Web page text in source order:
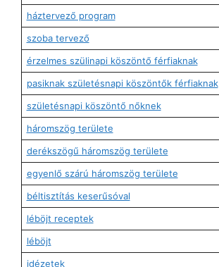
háztervező program
szoba tervező
érzelmes szülinapi köszöntő férfiaknak
pasiknak születésnapi köszöntők férfiaknak
születésnapi köszöntő nőknek
háromszög területe
derékszögű háromszög területe
egyenlő szárú háromszög területe
béltisztítás keserűsóval
léböjt receptek
léböjt
idézetek